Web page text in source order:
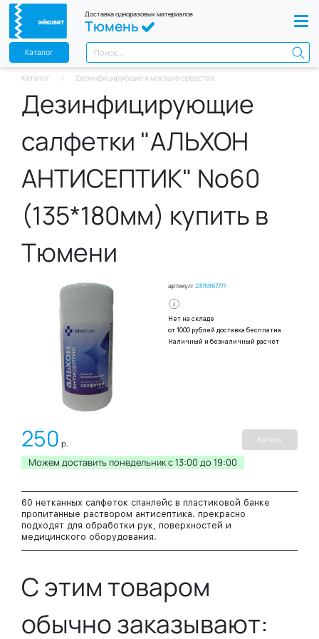
Доставка одноразовых материалов
Тюмень
Каталог
Каталог Дезинфицирующие и моющие средства
Дезинфицирующие
салфетки "АЛЬХОН
АНТИСЕПТИК" No60
(135*180мм) купить в
Тюмени
артикул: 2315867771
Нет на складе
от 1000 рублей доставка бесплатна
Наличный и безналичный расчет
250 р. Купить
Можем доставить понедельник c 13:00 до 19:00
60 нетканных салфеток спанлейс в пластиковой банке
пропитанные раствором антисептика. прекрасно
подходят для обработки рук, поверхностей и
медицинского оборудования.
С этим товаром
обычно заказывают: